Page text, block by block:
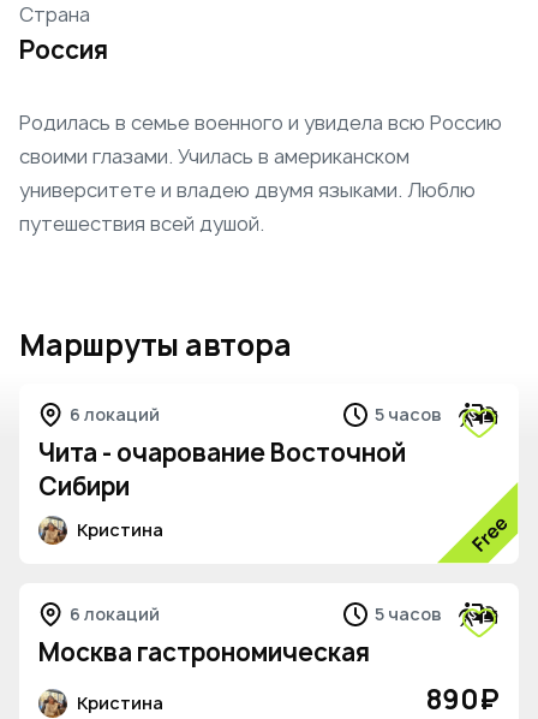
Страна
Россия
Родилась в семье военного и увидела всю Россию
своими глазами. Училась в американском
университете и владею двумя языками. Люблю
путешествия всей душой.
Маршруты автора
6 локаций 5 часов
Чита - очарование Восточной
Сибири
Кристина
6 локаций 5 часов
Москва гастрономическая
Кристина 890₽